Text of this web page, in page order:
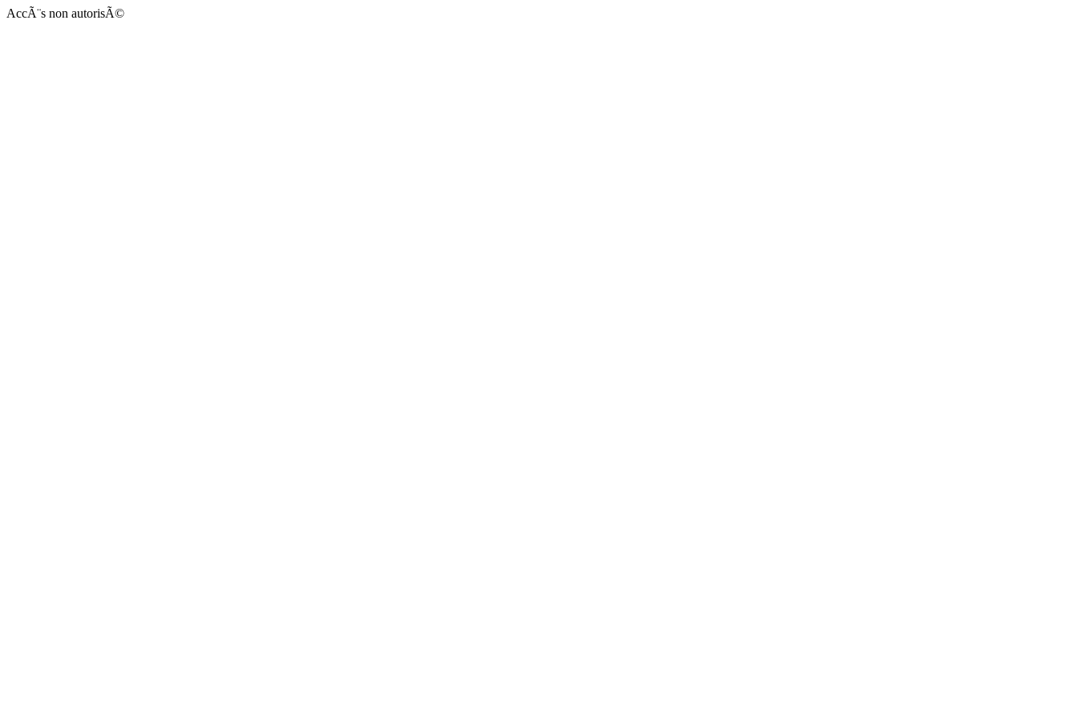
AccÃ¨s non autorisÃ©